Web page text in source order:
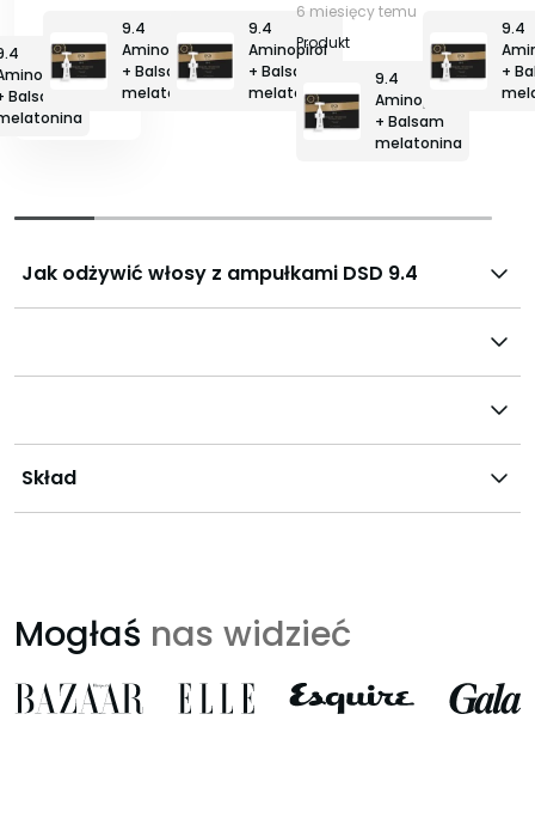
Balsam
9.4
Aminopirol
+ Balsam
melatonina
9.4
Aminopirol
+ Balsam
melatonina
6 miesięcy temu
9.4
Aminopirol
+ Balsam
melatonina
9.4
+
Jak odżywić włosy z ampułkami DSD 9.4
Skład
Mogłaś nas widzieć